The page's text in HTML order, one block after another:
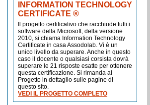
INFORMATION TECHNOLOGY
CERTIFICATE ®
Il progetto certificativo che racchiude tutti i
software della Microsoft, della versione
2010, si chiama Information Technology
Certificate in casa Assodolab. Vi è un
unico livello da superare. Anche in questo
caso il docente o qualsiasi corsista dovrà
superare le 21 risposte esatte per ottenere
questa certificazione. Si rimanda al
Progetto in dettaglio sulle pagine di
questo sito.
VEDI IL PROGETTO COMPLETO